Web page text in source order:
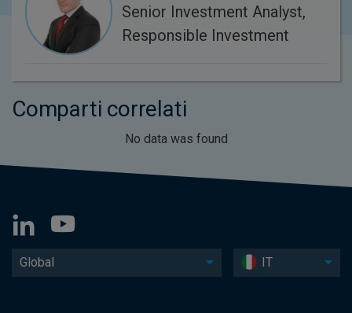
Senior Investment Analyst,
Responsible Investment
Comparti correlati
No data was found
Global IT